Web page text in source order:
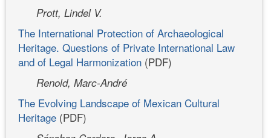
Prott, Lindel V.
The International Protection of Archaeological
Heritage. Questions of Private International Law
and of Legal Harmonization (PDF)
Renold, Marc-André
The Evolving Landscape of Mexican Cultural
Heritage (PDF)